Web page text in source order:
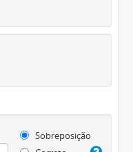
Sobreposição